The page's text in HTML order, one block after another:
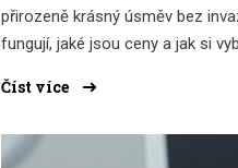
přirozeně krásný úsměv bez
fungují, jaké jsou ceny a jak si
Číst více